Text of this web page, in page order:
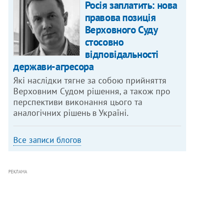
Росія заплатить: нова
правова позиція
Верховного Суду
стосовно
відповідальності
держави-агресора
Які наслідки тягне за собою прийняття
Верховним Судом рішення, а також про
перспективи виконання цього та
аналогічних рішень в Україні.
Все записи блогов
РЕКЛАМА